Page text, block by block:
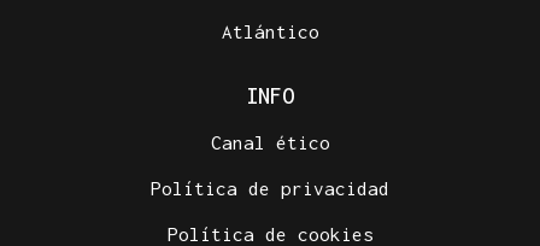
Atlántico
INFO
Canal ético
Política de privacidad
Política de cookies